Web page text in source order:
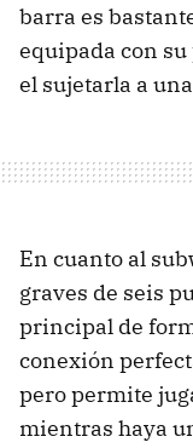
barra es
equipada con
el sujetarla a
En cuanto al
graves de seis
principal de
conexión
pero permite
mientras haya